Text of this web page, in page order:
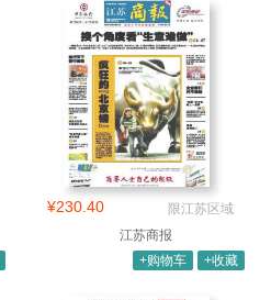
¥230.40
限江苏区域
江苏商报
+购物车
+收藏